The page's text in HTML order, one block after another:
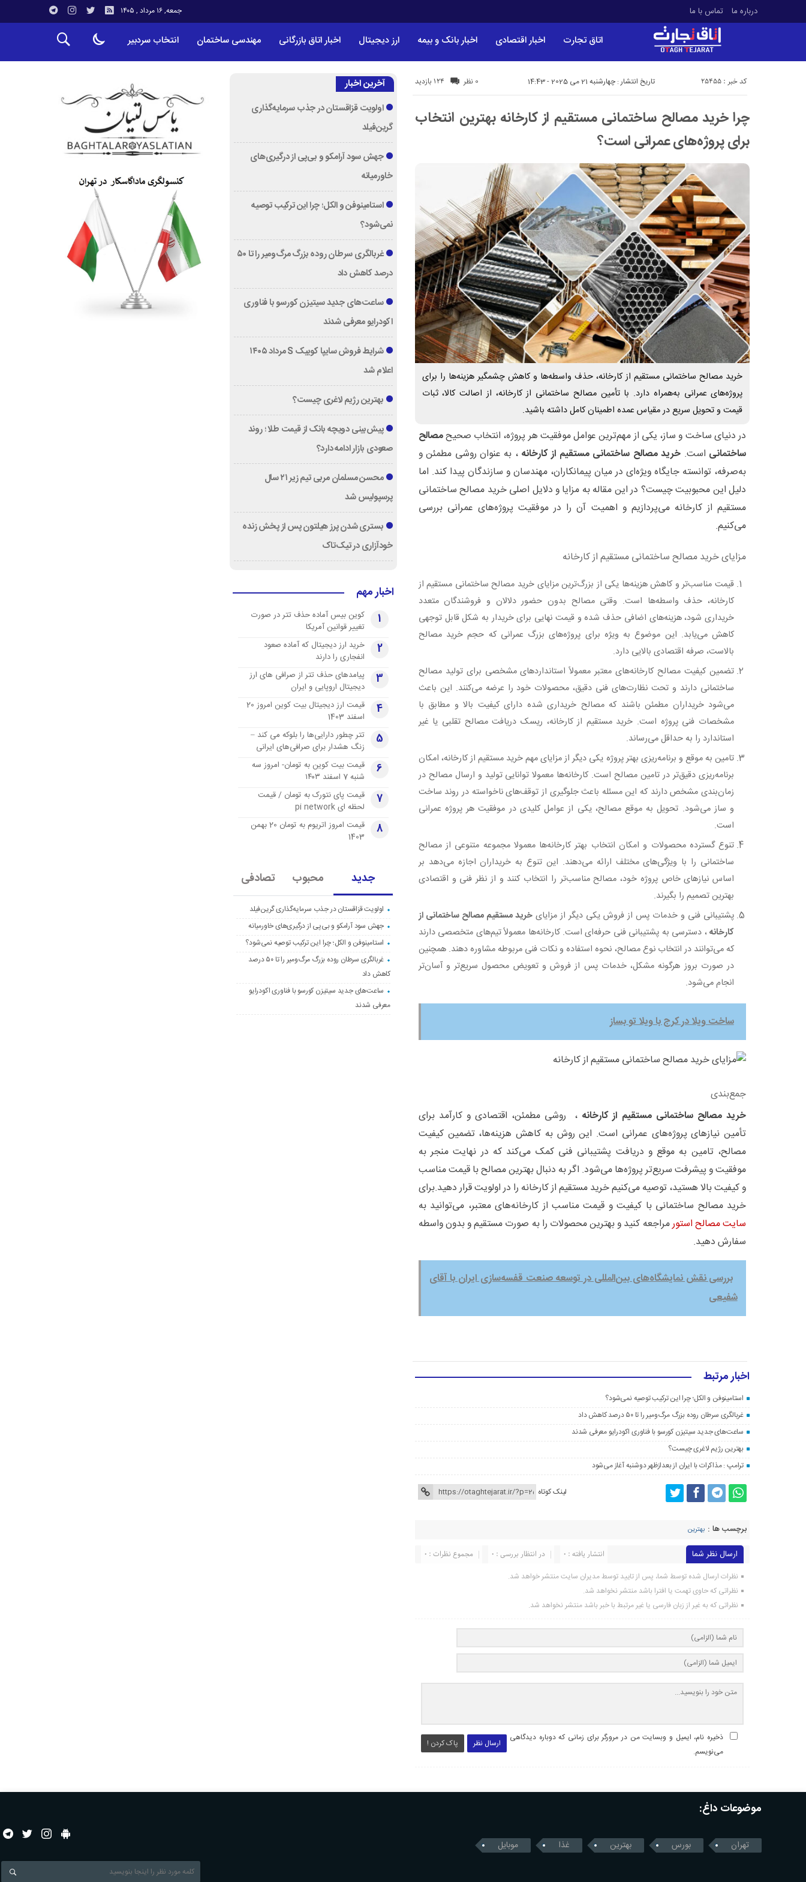
درباره ما تماس با ما جمعه, ۱۶ مرداد , ۱۴۰۵
اتاق تجارت اخبار اقتصادی اخبار بانک و بیمه ارز دیجیتال اخبار اتاق بازرگانی مهندسی ساختمان انتخاب سردبیر
تاریخ انتشار : چهارشنبه 21 می 2025 - 14:43 124 بازدید کد خبر : 25455 0 نظر
چرا خرید مصالح ساختمانی مستقیم از کارخانه بهترین انتخاب
برای پروژه‌های عمرانی است؟
خرید مصالح ساختمانی مستقیم از کارخانه، حذف واسطه‌ها و کاهش چشمگیر هزینه‌ها را برای
پروژه‌های عمرانی به‌همراه دارد. با تأمین مصالح ساختمانی از کارخانه، از اصالت کالا، ثبات
قیمت و تحویل سریع در مقیاس عمده اطمینان کامل داشته باشید.
در دنیای ساخت و ساز، یکی از مهم‌ترین عوامل موفقیت هر پروژه، انتخاب صحیحمصالح
ساختمانی است. خرید مصالح ساختمانی مستقیم از کارخانه ، به عنوان روشی مطمئن و
به‌صرفه، توانسته جایگاه ویژه‌ای در میان پیمانکاران، مهندسان و سازندگان پیدا کند. اما
دلیل این محبوبیت چیست؟ در این مقاله به مزایا و دلایل اصلی خرید مصالح ساختمانی
مستقیم از کارخانه می‌پردازیم و اهمیت آن را در موفقیت پروژه‌های عمرانی بررسی
می‌کنیم.
مزایای خرید مصالح ساختمانی مستقیم از کارخانه
قیمت مناسب‌تر و کاهش هزینه‌ها یکی از بزرگ‌ترین مزایای خرید مصالح ساختمانی مستقیم از
کارخانه، حذف واسطه‌ها است. وقتی مصالح بدون حضور دلالان و فروشندگان متعدد
خریداری شود، هزینه‌های اضافی حذف شده و قیمت نهایی برای خریدار به شکل قابل توجهی
کاهش می‌یابد. این موضوع به ویژه برای پروژه‌های بزرگ عمرانی که حجم خرید مصالح
بالاست، صرفه اقتصادی بالایی دارد.
تضمین کیفیت مصالح کارخانه‌های معتبر معمولاً استانداردهای مشخصی برای تولید مصالح
ساختمانی دارند و تحت نظارت‌های فنی دقیق، محصولات خود را عرضه می‌کنند. این باعث
می‌شود خریداران مطمئن باشند که مصالح خریداری شده دارای کیفیت بالا و مطابق با
مشخصات فنی پروژه است. خرید مستقیم از کارخانه، ریسک دریافت مصالح تقلبی یا غیر
استاندارد را به حداقل می‌رساند.
تامین به موقع و برنامه‌ریزی بهتر پروژه یکی دیگر از مزایای مهم خرید مستقیم از کارخانه، امکان
برنامه‌ریزی دقیق‌تر در تامین مصالح است. کارخانه‌ها معمولا توانایی تولید و ارسال مصالح در
زمان‌بندی مشخص دارند که این مسئله باعث جلوگیری از توقف‌های ناخواسته در روند ساخت
و ساز می‌شود. تحویل به موقع مصالح، یکی از عوامل کلیدی در موفقیت هر پروژه عمرانی
است.
تنوع گسترده محصولات و امکان انتخاب بهتر کارخانه‌ها معمولا مجموعه متنوعی از مصالح
ساختمانی را با ویژگی‌های مختلف ارائه می‌دهند. این تنوع به خریداران اجازه می‌دهد بر
اساس نیازهای خاص پروژه خود، مصالح مناسب‌تر را انتخاب کنند و از نظر فنی و اقتصادی
بهترین تصمیم را بگیرند.
پشتیبانی فنی و خدمات پس از فروش یکی دیگر از مزایایخرید مستقیم مصالح ساختمانی از
کارخانه، دسترسی به پشتیبانی فنی حرفه‌ای است. کارخانه‌ها معمولاً تیم‌های متخصصی دارند
که می‌توانند در انتخاب نوع مصالح، نحوه استفاده و نکات فنی مربوطه مشاوره دهند. همچنین
در صورت بروز هرگونه مشکل، خدمات پس از فروش و تعویض محصول سریع‌تر و آسان‌تر
انجام می‌شود.
ساخت ویلا در کرج با ویلا تو بساز
جمع‌بندی
خرید مصالح ساختمانی مستقیم از کارخانه ، روشی مطمئن، اقتصادی و کارآمد برای
تأمین نیازهای پروژه‌های عمرانی است. این روش به کاهش هزینه‌ها، تضمین کیفیت
مصالح، تامین به موقع و دریافت پشتیبانی فنی کمک می‌کند که در نهایت منجر به
موفقیت و پیشرفت سریع‌تر پروژه‌ها می‌شود. اگر به دنبال بهترین مصالح با قیمت مناسب
و کیفیت بالا هستید، توصیه می‌کنیم خرید مستقیم از کارخانه را در اولویت قرار دهید.برای
خرید مصالح ساختمانی با کیفیت و قیمت مناسب از کارخانه‌های معتبر، می‌توانید به
سایت مصالح استورمراجعه کنید و بهترین محصولات را به صورت مستقیم و بدون واسطه
سفارش دهید.
بررسی نقش نمایشگاه‌های بین‌المللی در توسعه صنعت قفسه‌سازی ایران با آقای
شفیعی
اخبار مرتبط
استامینوفن و الکل؛ چرا این ترکیب توصیه نمی‌شود؟
غربالگری سرطان روده بزرگ مرگ‌ومیر را تا ۵۰ درصد کاهش داد
ساعت‌های جدید سیتیزن کورسو با فناوری اکودرایو معرفی شدند
بهترین رژیم لاغری چیست؟
ترامپ : مذاکرات با ایران از بعدازظهر دوشنبه آغاز می‌شود
لینک کوتاه
برچسب ها : بهترین
ارسال نظر شما مجموع نظرات : 0 در انتظار بررسی : 0 انتشار یافته : 0
نظرات ارسال شده توسط شما، پس از تایید توسط مدیران سایت منتشر خواهد شد.
نظراتی که حاوی تهمت یا افترا باشد منتشر نخواهد شد.
نظراتی که به غیر از زبان فارسی یا غیر مرتبط با خبر باشد منتشر نخواهد شد.
ارسال نظر پاک کردن !
ذخیره نام، ایمیل و وبسایت من در مرورگر برای زمانی که دوباره دیدگاهی
می‌نویسم.
آخرین اخبار
اولویت قزاقستان در جذب سرمایه‌گذاری
گرین‌فیلد
جهش سود آرامکو و بی‌پی از درگیری‌های
خاورمیانه
استامینوفن و الکل؛ چرا این ترکیب توصیه
نمی‌شود؟
غربالگری سرطان روده بزرگ مرگ‌ومیر را تا ۵۰
درصد کاهش داد
ساعت‌های جدید سیتیزن کورسو با فناوری
اکودرایو معرفی شدند
شرایط فروش سایپا کوییک S مرداد ۱۴۰۵
اعلام شد
بهترین رژیم لاغری چیست؟
پیش‌بینی دویچه‌ بانک از قیمت طلا ؛ روند
صعودی بازار ادامه دارد؟
محسن مسلمان مربی تیم زیر ۲۱ سال
پرسپولیس شد
بستری شدن پرز هیلتون پس از پخش زنده
خودآزاری در تیک‌تاک
اخبار مهم
1
کوین بیس آماده حذف تتر در صورت
تغییر قوانین آمریکا
2
خرید ارز دیجیتال که آماده صعود
انفجاری را دارند
3
پیامدهای حذف تتر از صرافی های ارز
دیجیتال اروپایی و ایران
4
قیمت ارز دیجیتال بیت کوین امروز 20
اسفند 1403
5
تتر چطور دارایی‌ها را بلوکه می کند –
زنگ هشدار برای صرافی‌های ایرانی
6
قیمت بیت کوین به تومان- امروز سه
شنبه 7 اسفند ۱۴۰۳
7
قیمت پای نتورک به تومان / قیمت
لحظه ای pi network
8
قیمت امروز اتریوم به تومان 20 بهمن
1403
جدید محبوب تصادفی
اولویت قزاقستان در جذب سرمایه‌گذاری گرین‌فیلد
جهش سود آرامکو و بی‌پی از درگیری‌های خاورمیانه
استامینوفن و الکل؛ چرا این ترکیب توصیه نمی‌شود؟
غربالگری سرطان روده بزرگ مرگ‌ومیر را تا ۵۰ درصد
کاهش داد
ساعت‌های جدید سیتیزن کورسو با فناوری اکودرایو
معرفی شدند
موضوعات داغ:
تهران بورس بهترین غذا موبایل